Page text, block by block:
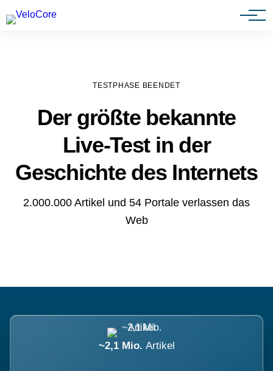
Agenturen & Webdesigner
TESTPHASE BEENDET
Der größte bekannte
Live-Test in der
Geschichte des Internets
2.000.000 Artikel und 54 Portale verlassen das
Web
~2,1 Mio. Artikel